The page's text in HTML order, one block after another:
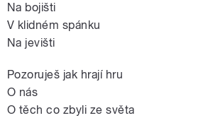
Na bojišti
V klidném spánku
Na jevišti
Pozoruješ jak hrají hru
O nás
O těch co zbyli ze světa